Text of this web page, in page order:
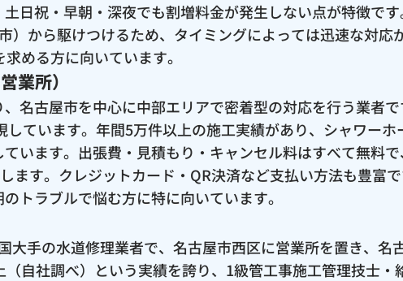
日祝・早朝・深夜でも割増料金が発生しない点が特徴で
）から駆けつけるため、タイミングによっては迅速な対応
める方に向いています。
業所）
名古屋市を中心に中部エリアで密着型の対応を行う業者
ています。年間5万件以上の施工実績があり、シャワーホ
います。出張費・見積もり・キャンセル料はすべて無料
ます。クレジットカード・QR決済など支払い方法も豊富
トラブルで悩む方に特に向いています。
大手の水道修理業者で、名古屋市西区に営業所を置き、名
自社調べ）という実績を誇り、1級管工事施工管理技士・